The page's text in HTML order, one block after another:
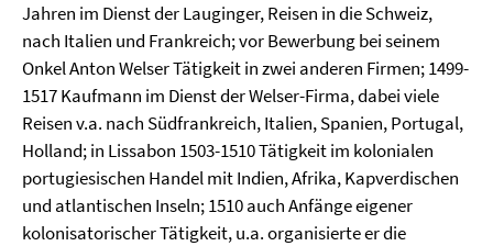
Jahren im Dienst der Lauginger, Reisen in die Schweiz,
nach Italien und Frankreich; vor Bewerbung bei seinem
Onkel Anton Welser Tätigkeit in zwei anderen Firmen; 1499-
1517 Kaufmann im Dienst der Welser-Firma, dabei viele
Reisen v.a. nach Südfrankreich, Italien, Spanien, Portugal,
Holland; in Lissabon 1503-1510 Tätigkeit im kolonialen
portugiesischen Handel mit Indien, Afrika, Kapverdischen
und atlantischen Inseln; 1510 auch Anfänge eigener
kolonisatorischer Tätigkeit, u.a. organisierte er die